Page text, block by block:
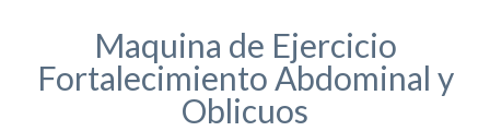
Maquina de Ejercicio
Fortalecimiento Abdominal y
Oblicuos